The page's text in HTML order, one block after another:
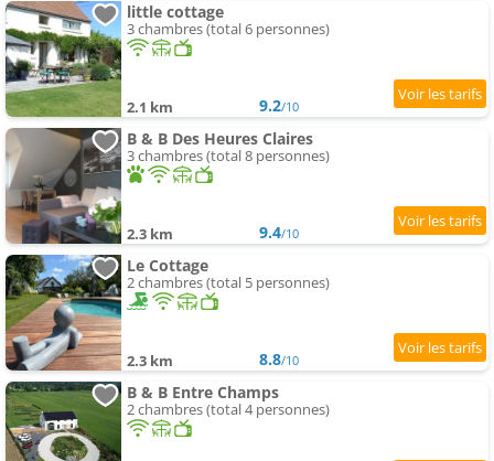
little cottage
3 chambres (total 6 personnes)
2.1 km 9.2/10
B & B Des Heures Claires
3 chambres (total 8 personnes)
2.3 km 9.4/10
Le Cottage
2 chambres (total 5 personnes)
2.3 km 8.8/10
B & B Entre Champs
2 chambres (total 4 personnes)